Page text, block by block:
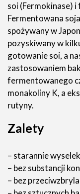
soi (Fermokinase)
Fermentowana
spożywany w
pozyskiwany w
gotowanie soi, a
zastosowaniem
fermentowanego
monakoliny K, a
rutyny.
Zalety
– starannie
– bez substancji
– bez